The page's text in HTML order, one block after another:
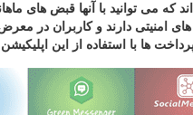
كه می توانید با آنها قبض های
امنیتی دارند و كاربران در
ها با استفاده از این